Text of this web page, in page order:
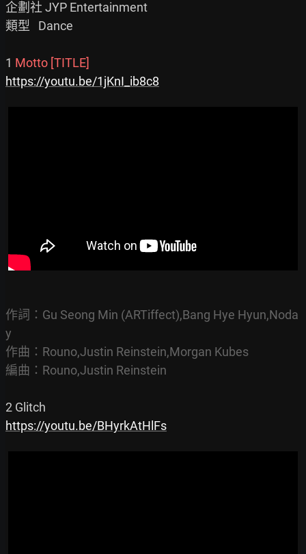
企劃社 JYP Entertainment
類型   Dance
1 Motto [TITLE]
https://youtu.be/1jKnI_ib8c8
作詞：Gu Seong Min (ARTiffect),Bang Hye Hyun,Noda
y
作曲：Rouno,Justin Reinstein,Morgan Kubes
編曲：Rouno,Justin Reinstein
https://youtu.be/BHyrkAtHlFs